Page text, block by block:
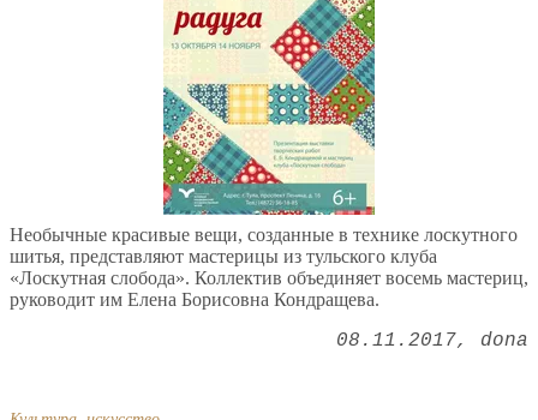
Необычные красивые вещи, созданные в технике лоскутного
шитья, представляют мастерицы из тульского клуба
«Лоскутная слобода». Коллектив объединяет восемь мастериц,
руководит им Елена Борисовна Кондращева.
08.11.2017 dona